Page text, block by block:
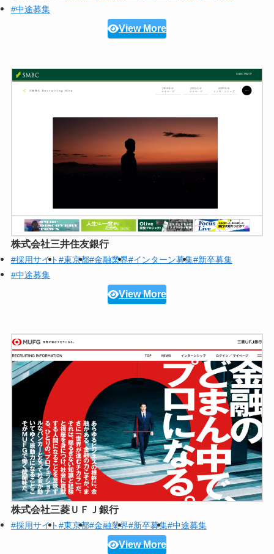
#中途募集
View More
株式会社三井住友銀行
#採用サイト#東京都#金融業界#インターン募集#新卒募集
#中途募集
View More
株式会社三菱ＵＦＪ銀行
#採用サイト#東京都#金融業界#新卒募集#中途募集
View More